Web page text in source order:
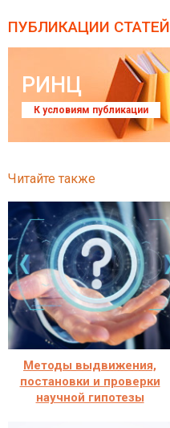
ПУБЛИКАЦИИ СТАТЕЙ
РИНЦ
К условиям публикации
Читайте также
Методы выдвижения,
постановки и проверки
научной гипотезы